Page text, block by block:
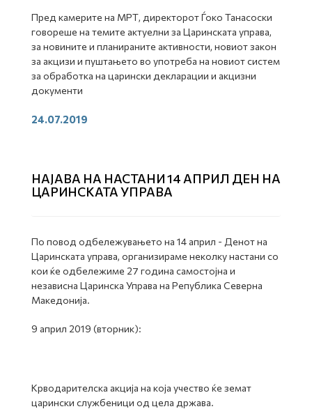
Пред камерите на МРТ, директорот Ѓоко Танасоски
говореше на темите актуелни за Царинската управа,
за новините и планираните активности, новиот закон
за акцизи и пуштањето во употреба на новиот систем
за обработка на царински декларации и акцизни
документи
24.07.2019
НАЈАВА НА НАСТАНИ 14 АПРИЛ ДЕН НА
ЦАРИНСКАТА УПРАВА
По повод одбележувањето на 14 април - Денот на
Царинската управа, организираме неколку настани со
кои ќе одбележиме 27 година самостојна и
независна Царинска Управа на Република Северна
Македонија.
9 април 2019 (вторник):
Крводарителска акција на која учество ќе земат
царински службеници од цела држава.